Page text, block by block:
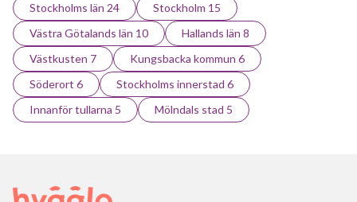
Stockholms län 24
Stockholm 15
Västra Götalands län 10
Hallands län 8
Västkusten 7
Kungsbacka kommun 6
Söderort 6
Stockholms innerstad 6
Innanför tullarna 5
Mölndals stad 5